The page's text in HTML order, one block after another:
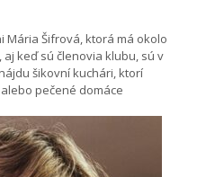
Mária Šifrová, ktorá má okolo
aj keď sú členovia klubu, sú v
šikovní kuchári, ktorí
pečené domáce